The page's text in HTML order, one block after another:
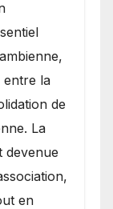
entre la
de
La
devenue
en